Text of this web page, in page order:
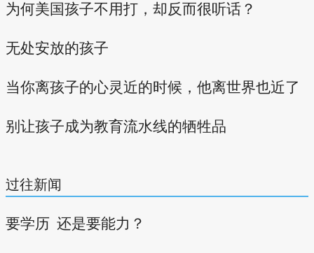
为何美国孩子不用打，却反而很听话？
无处安放的孩子
当你离孩子的心灵近的时候，他离世界也近了
别让孩子成为教育流水线的牺牲品
过往新闻
要学历 还是要能力？